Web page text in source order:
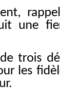
une
trois
les